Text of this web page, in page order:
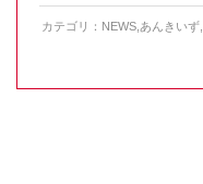
カテゴリ： NEWS あんきいず